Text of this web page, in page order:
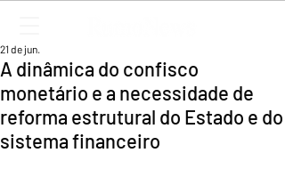
A dinâmica do confisco
monetário e a necessidade de
reforma estrutural do Estado e do
sistema financeiro
21 de jun.